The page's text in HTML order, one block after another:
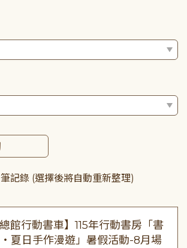
筆記錄 (選擇後將自動重新整理)
總館行動書車】115年行動書房「書
夏日手作漫遊」暑假活動-8月場